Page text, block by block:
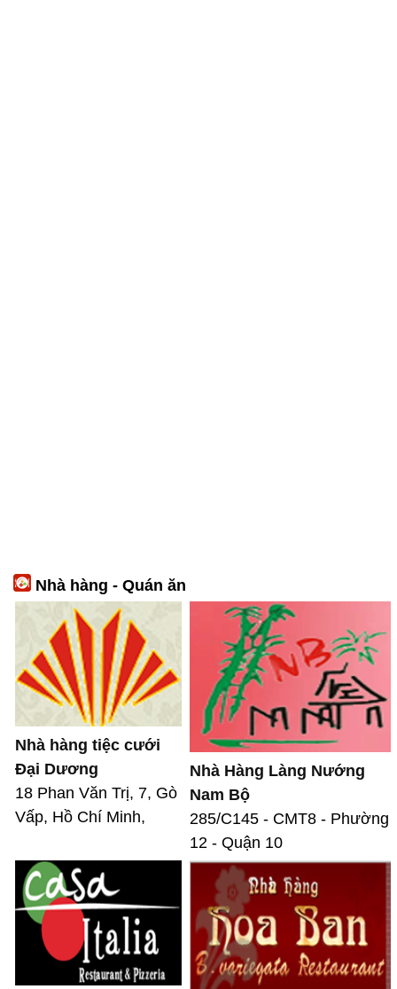
Nhà hàng - Quán ăn
Nhà hàng tiệc cưới
Đại Dương
18 Phan Văn Trị, 7, Gò
Vấp, Hồ Chí Minh,
Nhà Hàng Làng Nướng
Nam Bộ
285/C145 - CMT8 - Phường
12 - Quận 10